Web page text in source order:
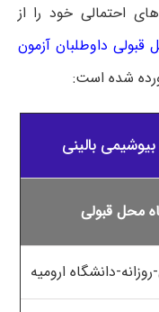
احتمالی خود را از
قبولی داوطلبان آزمون
شده است:
بالینی
محل قبولی
دانشگاه ارومیه